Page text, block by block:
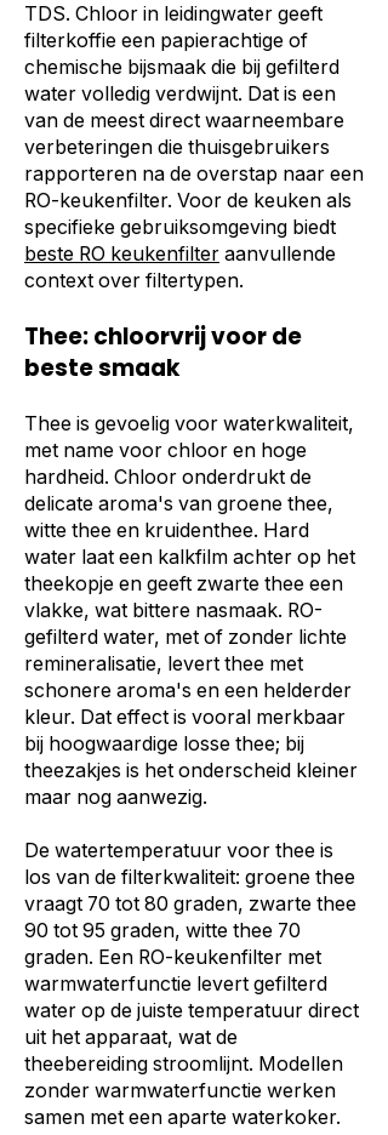
TDS. Chloor in leidingwater geeft
filterkoffie een papierachtige of
chemische bijsmaak die bij gefilterd
water volledig verdwijnt. Dat is een
van de meest direct waarneembare
verbeteringen die thuisgebruikers
rapporteren na de overstap naar een
RO-keukenfilter. Voor de keuken als
specifieke gebruiksomgeving biedt
beste RO keukenfilter aanvullende
context over filtertypen.
Thee: chloorvrij voor de
beste smaak
Thee is gevoelig voor waterkwaliteit,
met name voor chloor en hoge
hardheid. Chloor onderdrukt de
delicate aroma's van groene thee,
witte thee en kruidenthee. Hard
water laat een kalkfilm achter op het
theekopje en geeft zwarte thee een
vlakke, wat bittere nasmaak. RO-
gefilterd water, met of zonder lichte
remineralisatie, levert thee met
schonere aroma's en een helderder
kleur. Dat effect is vooral merkbaar
bij hoogwaardige losse thee; bij
theezakjes is het onderscheid kleiner
maar nog aanwezig.
De watertemperatuur voor thee is
los van de filterkwaliteit: groene thee
vraagt 70 tot 80 graden, zwarte thee
90 tot 95 graden, witte thee 70
graden. Een RO-keukenfilter met
warmwaterfunctie levert gefilterd
water op de juiste temperatuur direct
uit het apparaat, wat de
theebereiding stroomlijnt. Modellen
zonder warmwaterfunctie werken
samen met een aparte waterkoker.